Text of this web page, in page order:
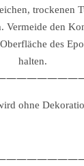
trockenen
Vermeide den
des
halten.
ohne